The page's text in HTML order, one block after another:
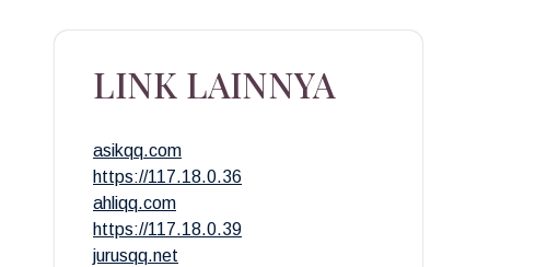
LINK LAINNYA
asikqq.com
https://117.18.0.36
ahliqq.com
https://117.18.0.39
jurusqq.net